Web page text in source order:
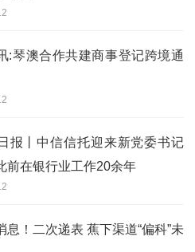
:琴澳合作共建商事登记跨境通
报丨中信信托迎来新党委书记
前在银行业工作20余年
息！二次递表 蕉下渠道“偏科”未